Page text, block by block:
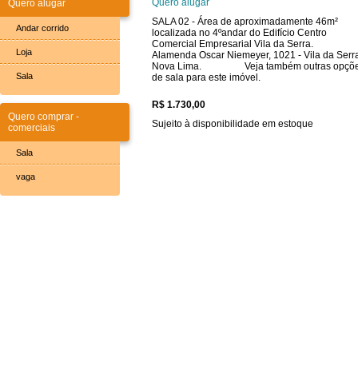
Quero alugar
Andar corrido
Loja
Sala
Quero comprar -
comerciais
Sala
vaga
Quero alugar
SALA 02 - Área de aproximadamente 46m²
localizada no 4ºandar do Edifício Centro
Comercial Empresarial Vila da Serra.
Alamenda Oscar Niemeyer, 1021 - Vila da
Nova Lima. Veja também outras
de sala para este imóvel.
R$ 1.730,00
Sujeito à disponibilidade em estoque